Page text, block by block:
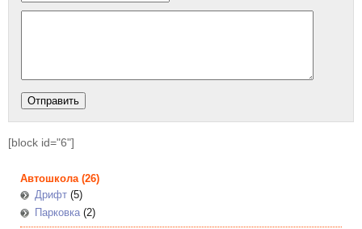
[block id="6"]
Автошкола(26)
Дрифт (5)
Парковка(2)